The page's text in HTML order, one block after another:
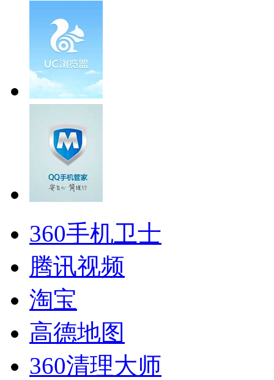
360手机卫士
腾讯视频
淘宝
高德地图
360清理大师